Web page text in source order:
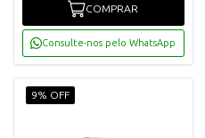
COMPRAR
Consulte-nos pelo WhatsApp
9% OFF